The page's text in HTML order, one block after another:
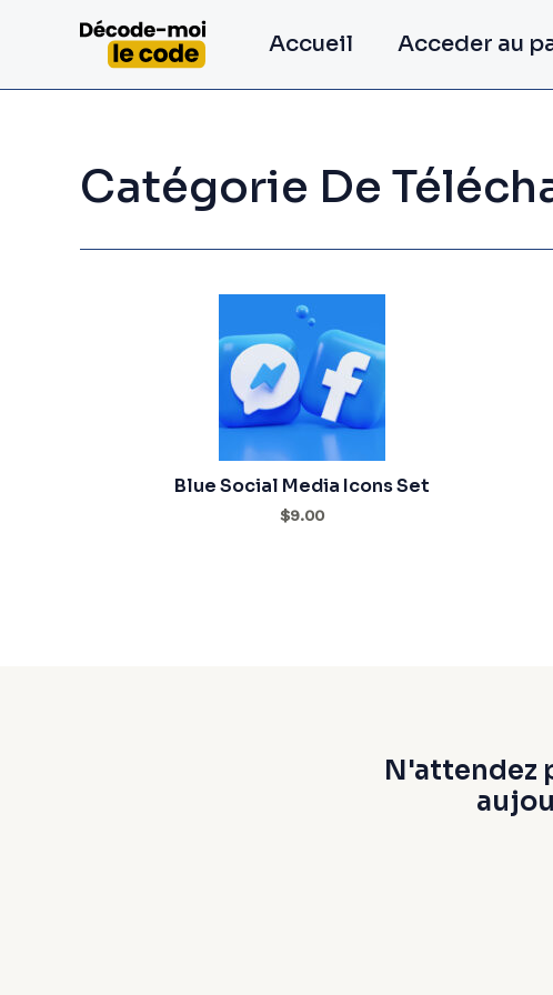
Accueil Acceder au
Catégorie De
Blue Social Media Icons Set
$9.00
N'attendez